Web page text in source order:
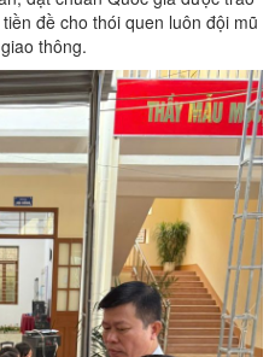
đề cho thói quen luôn đội mũ
thông.